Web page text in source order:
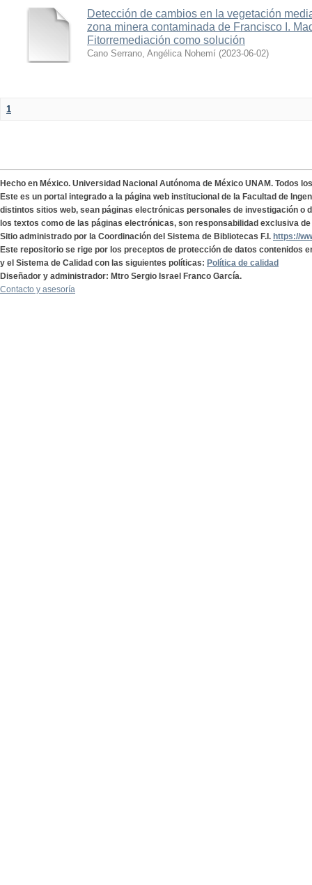
Detección de cambios en la vegetación
zona minera contaminada de Francisco I.
Fitorremediación como solución
Cano Serrano, Angélica Nohemí (2023-06-02)
1
Hecho en México. Universidad Nacional Autónoma de México UNAM. Todos
Este es un portal integrado a la página web institucional de la Facultad de
distintos sitios web, sean páginas electrónicas personales de investigación o
los textos como de las páginas electrónicas, son responsabilidad exclusiva
Sitio administrado por la Coordinación del Sistema de Bibliotecas F.I. https://
Este repositorio se rige por los preceptos de protección de datos contenidos
y el Sistema de Calidad con las siguientes políticas: Política de calidad
Diseñador y administrador: Mtro Sergio Israel Franco García.
Contacto y asesoría